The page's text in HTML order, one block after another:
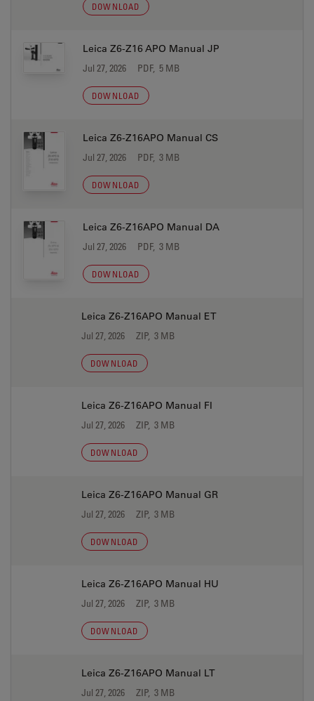
DOWNLOAD
Leica Z6-Z16 APO Manual JP
Jul 27, 2026 PDF, 5 MB
DOWNLOAD
Leica Z6-Z16APO Manual CS
Jul 27, 2026 PDF, 3 MB
DOWNLOAD
Leica Z6-Z16APO Manual DA
Jul 27, 2026 PDF, 3 MB
DOWNLOAD
Leica Z6-Z16APO Manual ET
Jul 27, 2026 ZIP, 3 MB
DOWNLOAD
Leica Z6-Z16APO Manual FI
Jul 27, 2026 ZIP, 3 MB
DOWNLOAD
Leica Z6-Z16APO Manual GR
Jul 27, 2026 ZIP, 3 MB
DOWNLOAD
Leica Z6-Z16APO Manual HU
Jul 27, 2026 ZIP, 3 MB
DOWNLOAD
Leica Z6-Z16APO Manual LT
Jul 27, 2026 ZIP, 3 MB